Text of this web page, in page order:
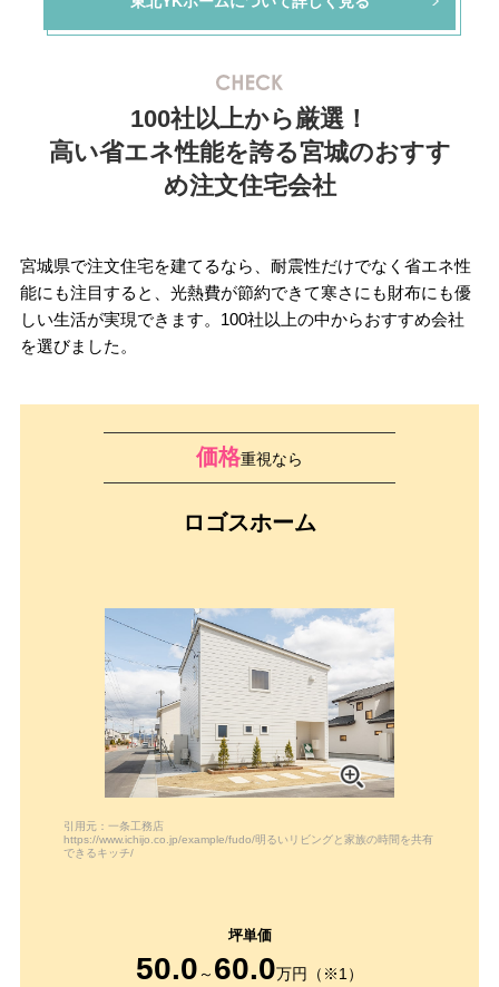
100社以上から厳選！
高い省エネ性能を誇る宮城のおすす
め注文住宅会社
宮城県で注文住宅を建てるなら、耐震性だけでなく省エネ性
能にも注目すると、光熱費が節約できて寒さにも財布にも優
しい生活が実現できます。100社以上の中からおすすめ会社
を選びました。
価格重視なら
ロゴスホーム
引用元：一条工務店
https://www.ichijo.co.jp/example/fudo/明るいリビングと家族の時間を共有
できるキッチ/
50.0 ～ 60.0万円（※1）